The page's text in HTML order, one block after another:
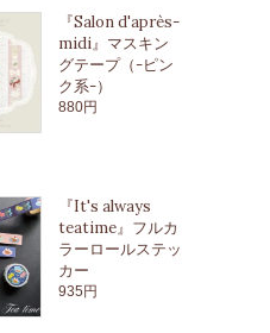
『Salon d'après-
midi』マスキン
グテープ（-ピン
ク系-）
880円
『It's always
teatime』フルカ
ラーロールステッ
カー
935円